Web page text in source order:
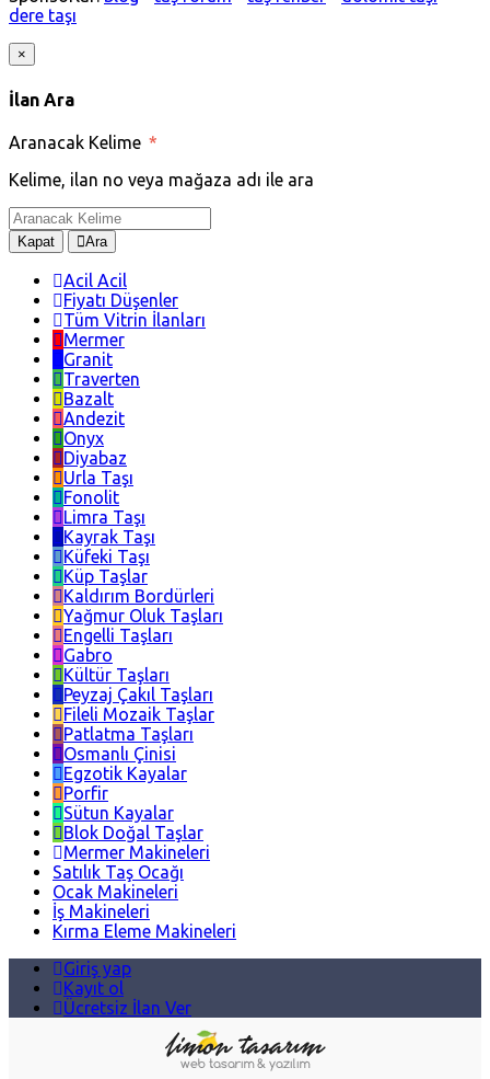
dere taşı
×
İlan Ara
Aranacak Kelime *
Kelime, ilan no veya mağaza adı ile ara
Kapat Ara
Acil Acil
Fiyatı Düşenler
Tüm Vitrin İlanları
Mermer
Granit
Traverten
Bazalt
Andezit
Onyx
Diyabaz
Urla Taşı
Fonolit
Limra Taşı
Kayrak Taşı
Küfeki Taşı
Küp Taşlar
Kaldırım Bordürleri
Yağmur Oluk Taşları
Engelli Taşları
Gabro
Kültür Taşları
Peyzaj Çakıl Taşları
Fileli Mozaik Taşlar
Patlatma Taşları
Osmanlı Çinisi
Egzotik Kayalar
Porfir
Sütun Kayalar
Blok Doğal Taşlar
Mermer Makineleri
Satılık Taş Ocağı
Ocak Makineleri
İş Makineleri
Kırma Eleme Makineleri
Giriş yap
Kayıt ol
Ücretsiz İlan Ver